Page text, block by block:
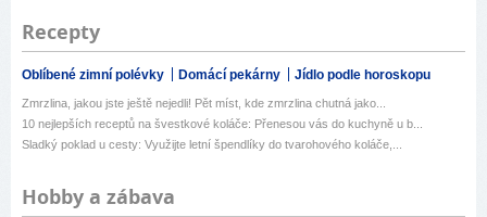
Recepty
Oblíbené zimní polévky Domácí pekárny Jídlo podle horoskopu
Zmrzlina, jakou jste ještě nejedli! Pět míst, kde zmrzlina chutná jako...
10 nejlepších receptů na švestkové koláče: Přenesou vás do kuchyně u b...
Sladký poklad u cesty: Využijte letní špendlíky do tvarohového koláče,...
Hobby a zábava